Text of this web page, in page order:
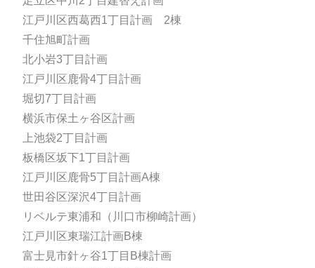
江戸川区西葛西1丁目計画 2棟
千住旭町計画
北小岩3丁目計画
江戸川区鹿骨4丁目計画
堀切7丁目計画
横浜市保土ヶ谷区計画
上池袋2丁目計画
板橋区坂下1丁目計画
江戸川区鹿骨5丁目計画A棟
世田谷区深沢4丁目計画
リベルテ東浦和（川口市柳崎計画）
江戸川区東瑞江計画B棟
富士見市針ヶ谷1丁目B棟計画